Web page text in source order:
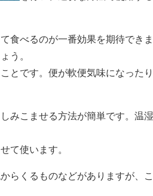
食べるのが一番効果を期待できま
う。
とです。便が軟便気味になった
みこませる方法が簡単です。温
て使います。
らくるものなどがありますが、